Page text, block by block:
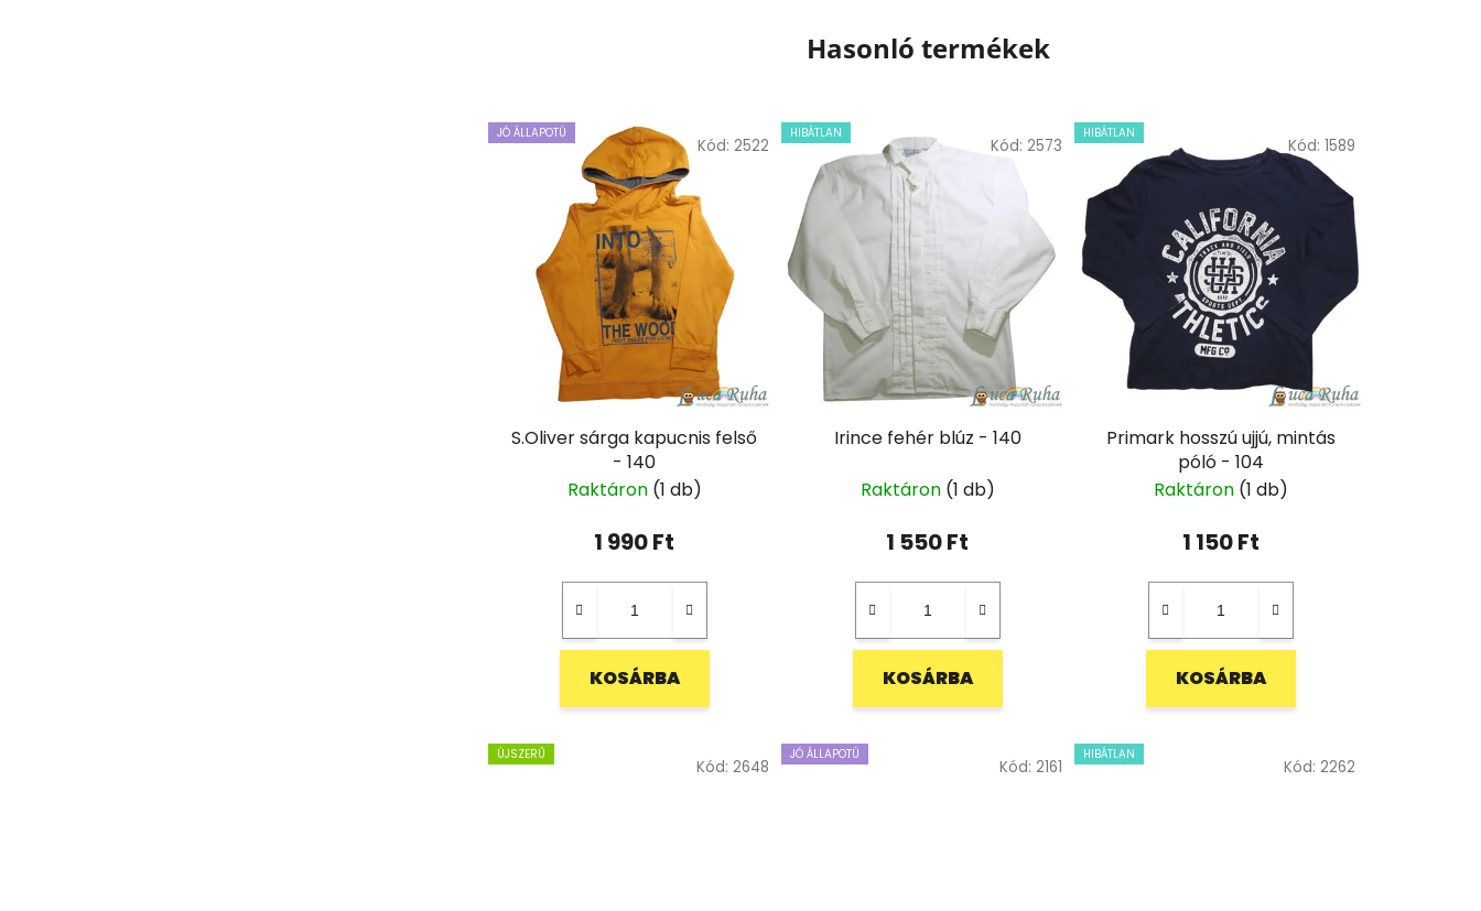
Hasonló termékek
JÓ ÁLLAPOTÚ
S.Oliver sárga kapucnis felső
- 140
Raktáron (1 db)
1 990 Ft
KOSÁRBA
Kód: 2522
HIBÁTLAN
Irince fehér blúz - 140
Raktáron (1 db)
1 550 Ft
KOSÁRBA
Kód: 2573
HIBÁTLAN
Primark hosszú ujjú, mintás
póló - 104
Raktáron (1 db)
1 150 Ft
KOSÁRBA
Kód: 1589
ÚJSZERŰ
Kód: 2648
JÓ ÁLLAPOTÚ
Kód: 2161
HIBÁTLAN
Kód: 2262